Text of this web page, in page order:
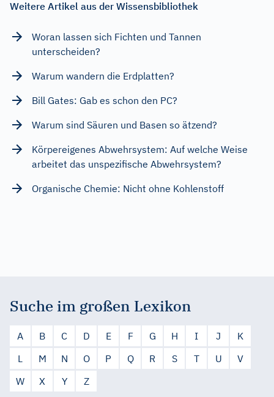
Weitere Artikel aus der Wissensbibliothek
Woran lassen sich Fichten und Tannen
unterscheiden?
Warum wandern die Erdplatten?
Bill Gates: Gab es schon den PC?
Warum sind Säuren und Basen so ätzend?
Körpereigenes Abwehrsystem: Auf welche Weise
arbeitet das unspezifische Abwehrsystem?
Organische Chemie: Nicht ohne Kohlenstoff
Suche im großen Lexikon
A B C D E F G H I J
K
L
M N O P Q R S T U
V
W
X Y Z